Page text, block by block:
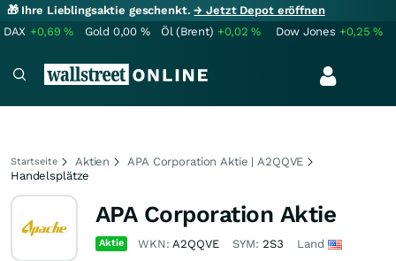
🎁 Ihre Lieblingsaktie geschenkt.→ Jetzt Depot eröffnen
DAX +0,69% Gold 0,00 % Öl (Brent) +0,02% Dow Jones +0,25%
Startseite Aktien
APA Corporation Aktie | A2QQVE
Handelsplätze
APA Corporation Aktie
Aktie WKN:A2QQVE SYM: 2S3 Land